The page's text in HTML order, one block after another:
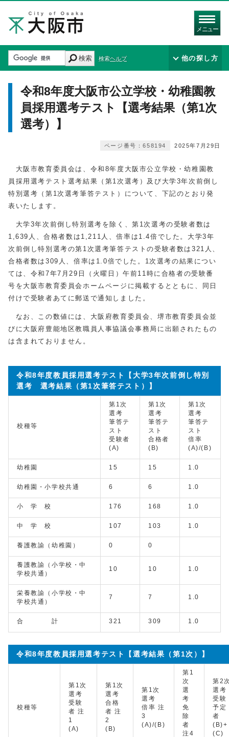
メニュー
検索 検索ヘルプ 他の探し方
令和8年度大阪市公立学校・幼稚園教
員採用選考テスト【選考結果（第1次
選考）】
2025年7月29日
ページ番号：658194
大阪市教育委員会は、令和8年度大阪市公立学校・幼稚園教
員採用選考テスト選考結果（第1次選考）及び大学3年次前倒し
特別選考（第1次選考筆答テスト）について、下記のとおり発
表いたします。
大学3年次前倒し特別選考を除く、第1次選考の受験者数は
1,639人、合格者数は1,211人、倍率は1.4倍でした。大学3年
次前倒し特別選考の第1次選考筆答テストの受験者数は321人、
合格者数は309人、倍率は1.0倍でした。1次選考の結果につい
ては、令和7年7月29日（火曜日）午前11時に合格者の受験番
号を大阪市教育委員会ホームページに掲載するとともに、同日
付けで受験者あてに郵送で通知しました。
なお、この数値には、大阪府教育委員会、堺市教育委員会並
びに大阪府豊能地区教職員人事協議会事務局に出願されたもの
は含まれておりません。
令和8年度教員採用選考テスト【大学3年次前倒し特別
選考 選考結果（第1次筆答テスト）】
校種等
第1次
選考
筆答テ
スト
受験者
(A)
第1次
選考
筆答テ
スト
合格者
(B)
第1次
選考
筆答テ
スト
倍率
(A)/(B)
幼稚園 15 15 1.0
幼稚園・小学校共通 6 6 1.0
小 学 校 176 168 1.0
中 学 校 107 103 1.0
養護教諭（幼稚園） 0 0
養護教諭（小学校・中
学校共通）
10 10 1.0
栄養教諭（小学校・中
学校共通）
7 7 1.0
合 計 321 309 1.0
令和8年度教員採用選考テスト【選考結果（第1次）】
校種等
第1次
選考
受験
者 注
1
(A)
第1次
選考
合格
者 注
2
(B)
第1次
選考
倍率 注
3
(A)/(B)
第1
次
選
考
免
除
者
注4
第2
選考
受験
予定
者
(B)+
(C)